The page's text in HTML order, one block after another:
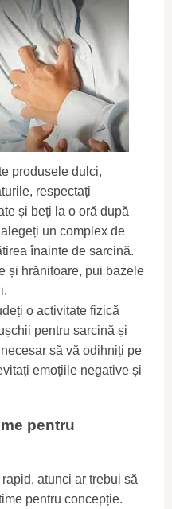
produsele dulci,
respectați
și beți la o oră după
un complex de
înainte de sarcină.
și hrănitoare, pui bazele
o activitate fizică
pentru sarcină și
să vă odihniți pe
emoțiile negative și
pentru
atunci ar trebui să
pentru concepție.